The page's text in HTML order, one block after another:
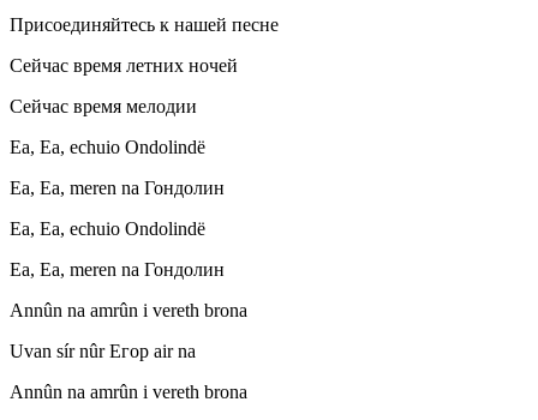
Присоединяйтесь к нашей песне
Сейчас время летних ночей
Сейчас время мелодии
Ea, Ea, echuio Ondolindë
Ea, Ea, meren na Гондолин
Ea, Ea, echuio Ondolindë
Ea, Ea, meren na Гондолин
Annûn na amrûn i vereth brona
Uvan sír nûr Егор air na
Annûn na amrûn i vereth brona